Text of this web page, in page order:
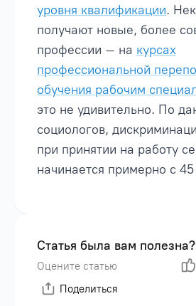
уровня квалификации.
получают новые, более
профессии – на курсах
профессиональной
обучения рабочим
это не удивительно. По
социологов,
при принятии на работу
начинается примерно с 45
Статья была вам полезна?
Оцените статью
Поделиться